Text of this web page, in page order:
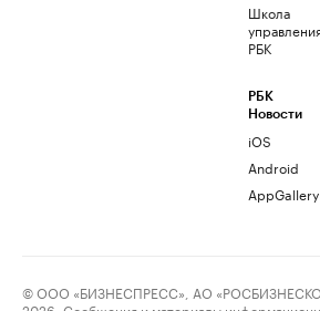
Школа
РБК
РБК
Новости
iOS
Android
AppGallery
© ООО «БИЗНЕСПРЕСС», АО